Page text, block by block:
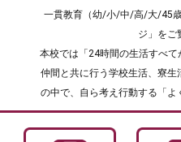
一貫教育（幼/小/中/高/大/45
ジ」をご
本校では「24時間の生活すべて
仲間と共に行う学校生活、寮
の中で、自ら考え行動する「よ